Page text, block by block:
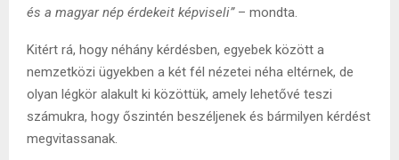
és a magyar nép érdekeit képviseli”– mondta.
Kitért rá, hogy néhány kérdésben, egyebek között a
nemzetközi ügyekben a két fél nézetei néha eltérnek, de
olyan légkör alakult ki közöttük, amely lehetővé teszi
számukra, hogy őszintén beszéljenek és bármilyen kérdést
megvitassanak.